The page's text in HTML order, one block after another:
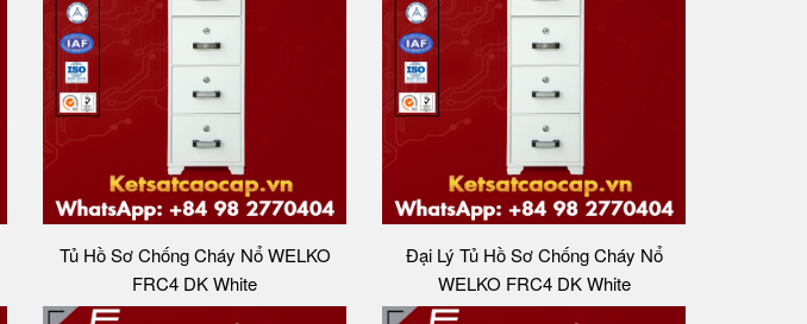
Tủ Hồ Sơ Chống Cháy Nổ WELKO
FRC4 DK White
Đại Lý Tủ Hồ Sơ Chống Cháy Nổ
WELKO FRC4 DK White